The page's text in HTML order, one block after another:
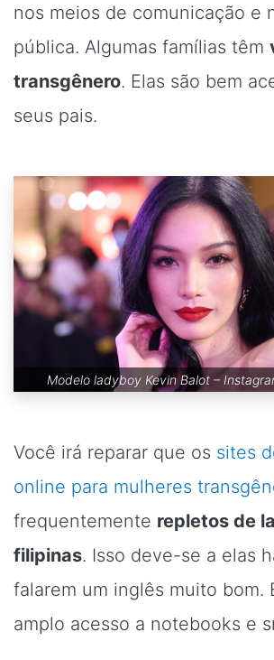
nos meios de comunicação e
pública. Algumas famílias têm
transgênero. Elas são bem
seus pais.
Modelo ladyboy Kevin Balot –
Você irá reparar que os sites
online para mulheres
frequentemente repletos de
filipinas. Isso deve-se a elas
falarem um inglês muito bom.
amplo acesso a notebooks e